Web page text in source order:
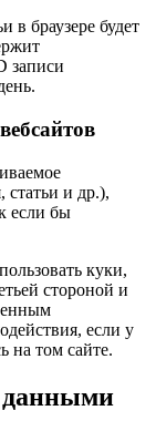
в браузере будет
записи
и др.),
если бы
куки,
стороной и
если у
на том сайте.